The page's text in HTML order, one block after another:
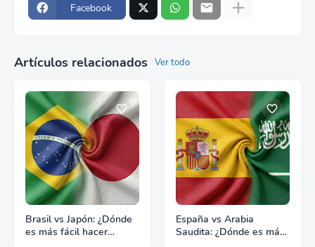
Facebook
Artículos relacionados Ver todo
Brasil vs Japón: ¿Dónde
es más fácil hacer
España vs Arabia
Saudita: ¿Dónde es más